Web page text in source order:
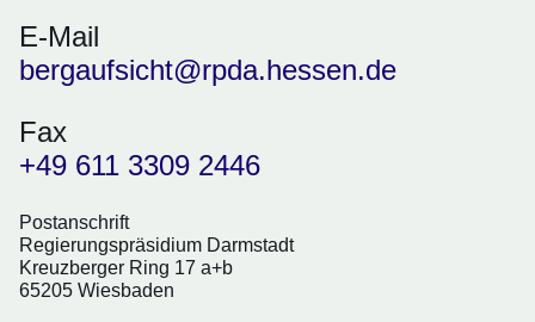
E-Mail
bergaufsicht@rpda.hessen.de
Fax
+49 611 3309 2446
Postanschrift
Regierungspräsidium Darmstadt
Kreuzberger Ring 17 a+b
65205 Wiesbaden